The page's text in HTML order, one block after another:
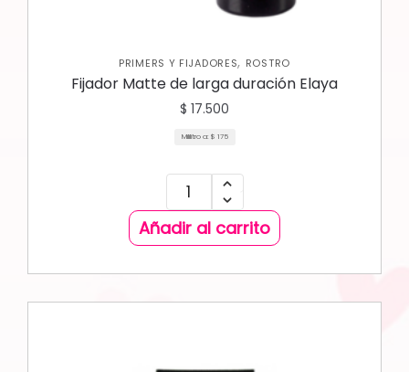
PRIMERS Y FIJADORES, ROSTRO
Fijador Matte de larga duración Elaya
$ 17.500
Mililitro a: $ 175
Añadir al carrito